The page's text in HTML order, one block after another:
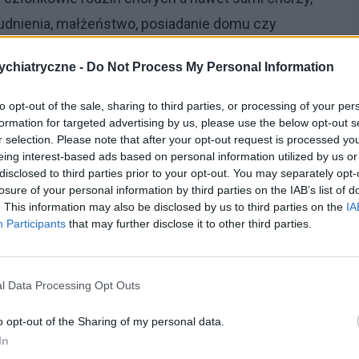
- Do Not Process My Personal Information
opt-out of the sale, sharing to third parties, or processing of your
for targeted advertising by us, please use the below opt-out
selection. Please note that after your opt-out request is processed
interest-based ads based on personal information utilized by us
to third parties prior to your opt-out. You may separately
of your personal information by third parties on the IAB’s list of
This information may also be disclosed by us to third parties on the
Participants that may further disclose it to other third parties.
Data Processing Opt Outs
opt-out of the Sharing of my personal data.
małżeństwo, posiadanie domu czy
kraju, pomimo wysiłków reformy opieki
chorób psychicznych jest na niższym poziomie
wynika z wielu mylnych i krzywdzących
i zawsze przebiega niekorzystnie
i niebezpieczni.
swoim szaleństwem.
na nich polegać.
woli i charakteru („Chory mógłby otrząsnąć